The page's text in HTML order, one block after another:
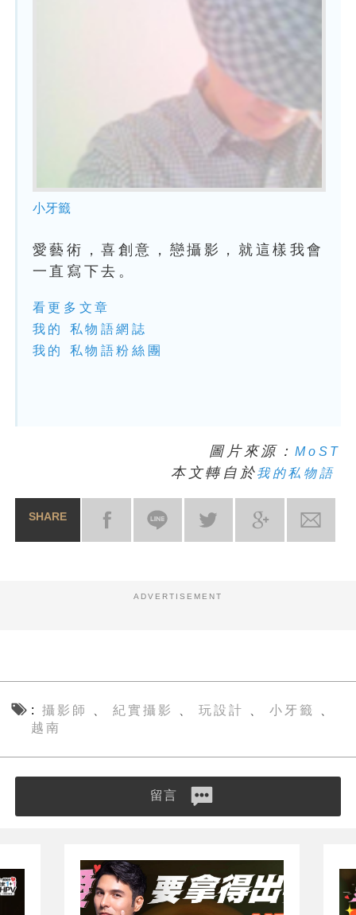
小牙籤
愛藝術，喜創意，戀攝影，就這樣我會
一直寫下去。
看更多文章
我的 私物語網誌
我的 私物語粉絲團
圖片來源：MoST
本文轉自於我的私物語
SHARE
ADVERTISEMENT
攝影師 、紀實攝影 玩設計 小牙籤
越南
留言